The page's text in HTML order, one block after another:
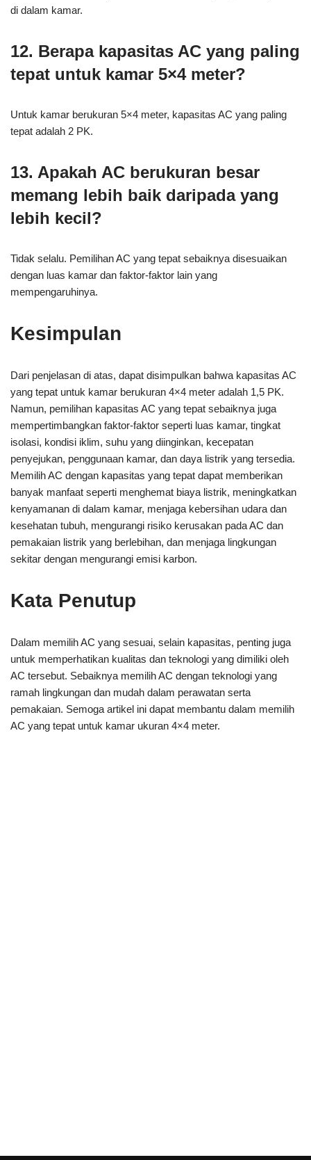
di dalam kamar.
12. Berapa kapasitas AC yang paling
tepat untuk kamar 5×4 meter?
Untuk kamar berukuran 5×4 meter, kapasitas AC yang paling
tepat adalah 2 PK.
13. Apakah AC berukuran besar
memang lebih baik daripada yang
lebih kecil?
Tidak selalu. Pemilihan AC yang tepat sebaiknya disesuaikan
dengan luas kamar dan faktor-faktor lain yang
mempengaruhinya.
Kesimpulan
Dari penjelasan di atas, dapat disimpulkan bahwa kapasitas AC
yang tepat untuk kamar berukuran 4×4 meter adalah 1,5 PK.
Namun, pemilihan kapasitas AC yang tepat sebaiknya juga
mempertimbangkan faktor-faktor seperti luas kamar, tingkat
isolasi, kondisi iklim, suhu yang diinginkan, kecepatan
penyejukan, penggunaan kamar, dan daya listrik yang tersedia.
Memilih AC dengan kapasitas yang tepat dapat memberikan
banyak manfaat seperti menghemat biaya listrik, meningkatkan
kenyamanan di dalam kamar, menjaga kebersihan udara dan
kesehatan tubuh, mengurangi risiko kerusakan pada AC dan
pemakaian listrik yang berlebihan, dan menjaga lingkungan
sekitar dengan mengurangi emisi karbon.
Kata Penutup
Dalam memilih AC yang sesuai, selain kapasitas, penting juga
untuk memperhatikan kualitas dan teknologi yang dimiliki oleh
AC tersebut. Sebaiknya memilih AC dengan teknologi yang
ramah lingkungan dan mudah dalam perawatan serta
pemakaian. Semoga artikel ini dapat membantu dalam memilih
AC yang tepat untuk kamar ukuran 4×4 meter.